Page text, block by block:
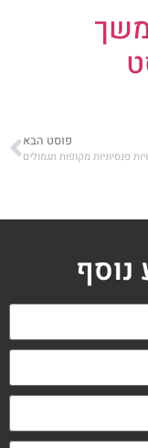
פוסט הבא
פנסיוניות מקופות תגמולים
נוסף